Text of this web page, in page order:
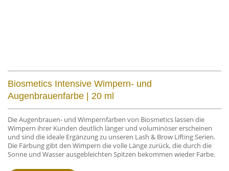
Biosmetics Intensive Wimpern- und
Augenbrauenfarbe | 20 ml
Die Augenbrauen- und Wimpernfarben von Biosmetics lassen die
Wimpern ihrer Kunden deutlich länger und voluminöser erscheinen
und sind die ideale Ergänzung zu unseren Lash & Brow Lifting Serien.
Die Färbung gibt den Wimpern die volle Länge zurück, die durch die
Sonne und Wasser ausgebleichten Spitzen bekommen wieder Farbe.